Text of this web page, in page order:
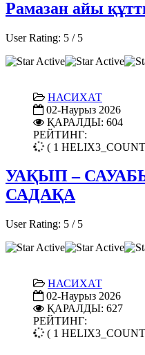
Рамазан айы
User Rating: 5 / 5
НАСИХАТ
02-Наурыз 2026
ҚАРАЛДЫ: 604
РЕЙТИНГ:
( 1
УАҚЫП –
САДАҚА
User Rating: 5 / 5
НАСИХАТ
02-Наурыз 2026
ҚАРАЛДЫ: 627
РЕЙТИНГ:
( 1